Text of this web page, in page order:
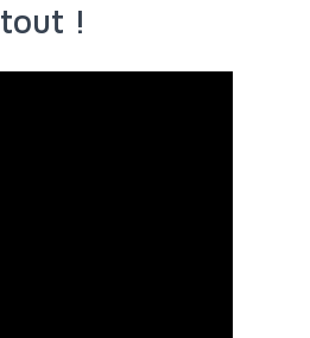
tout !